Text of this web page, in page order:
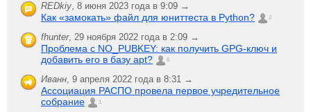
REDkiy, 8 июня 2023 года в 9:09 →
Как «замокать» файл для юниттеста в Python? 2
fhunter, 29 ноября 2022 года в 2:09 →
Проблема с NO_PUBKEY: как получить GPG-ключ и
добавить его в базу apt?
6
Иванн, 9 апреля 2022 года в 8:31 →
Ассоциация РАСПО провела первое учредительное
собрание
1